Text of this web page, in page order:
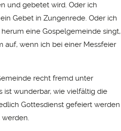
und gebetet wird. Oder ich
Gebet in Zungenrede. Oder ich
eine Gospelgemeinde singt,
auf, wenn ich bei einer Messfeier
recht fremd unter
wunderbar, wie vielfältig die
Gottesdienst gefeiert werden